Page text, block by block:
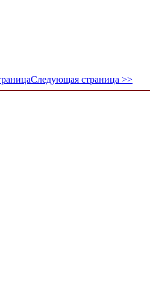
Следующая страница >>